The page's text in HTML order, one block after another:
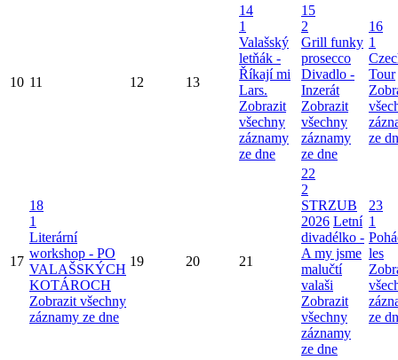
10 11 12 13
14
1
Valašský
letňák -
Říkají mi
Lars.
Zobrazit
všechny
záznamy
ze dne
15
2
Grill funky
prosecco
Divadlo -
Inzerát
Zobrazit
všechny
záznamy
ze dne
16
1
Tour
ze
17
18
1
Literární
workshop - PO
VALAŠSKÝCH
KOTÁROCH
Zobrazit všechny
záznamy ze dne
19 20 21
22
2
STRZUB
2026 Letní
divadélko -
A my jsme
malučtí
valaši
Zobrazit
všechny
záznamy
ze dne
23
1
les
ze